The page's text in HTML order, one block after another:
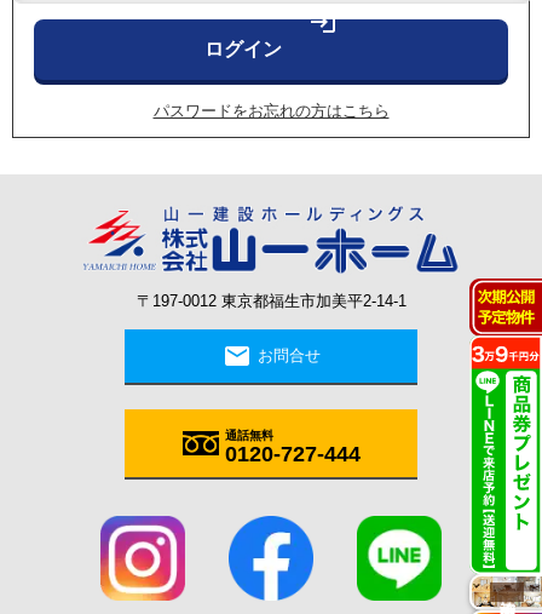
login
パスワードをお忘れの方はこちら
〒197-0012 東京都福生市加美平2-14-1
mail お問合せ
通話無料
0120-727-444
施工実例